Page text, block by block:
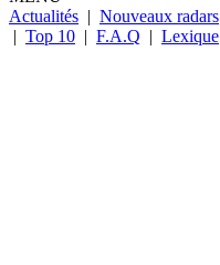
Actualités | Nouveaux radars
| Top 10 | F.A.Q | Lexique